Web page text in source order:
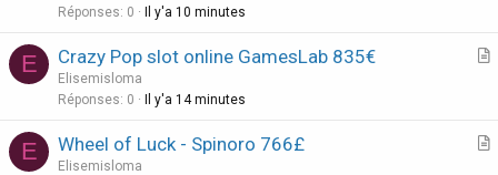
c
Réponses 0 Il y'a 10 minutes
E
A
c
Crazy Pop slot online GamesLab 835€
Elisemisloma
Réponses 0 Il y'a 14 minutes
E
A
Wheel of Luck - Spinoro 766£
Elisemisloma